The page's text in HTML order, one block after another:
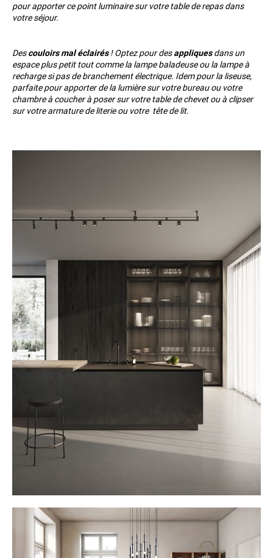
pour apporter ce point luminaire sur votre table de repas dans
votre séjour.
Descouloirs mal éclairés! Optez pour desappliquesdans un
espace plus petit tout comme la lampe baladeuse ou la lampe à
recharge si pas de branchement électrique. Idem pour la liseuse,
parfaite pour apporter de la lumière sur votre bureau ou votre
chambre à coucher à poser sur votre table de chevet ou à clipser
sur votre armature de literie ou votre tête de lit.